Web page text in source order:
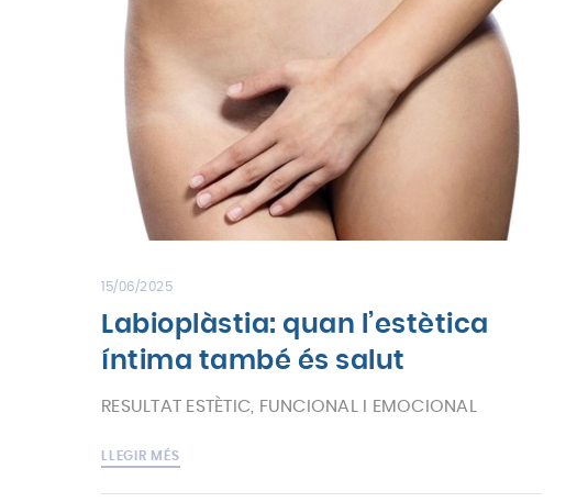
15/06/2025
Labioplàstia: quan l’estètica
íntima també és salut
RESULTAT ESTÈTIC, FUNCIONAL I EMOCIONAL
LLEGIR MÉS